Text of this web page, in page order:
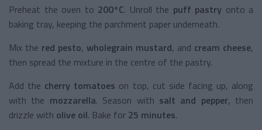
Preheat the oven to 200°C. Unroll the puff pastry onto a
baking tray, keeping the parchment paper underneath.
Mix the red pesto, wholegrain mustard, and cream cheese,
then spread the mixture in the centre of the pastry.
Add the cherry tomatoes on top, cut side facing up, along
with the mozzarella. Season with salt and pepper, then
drizzle with olive oil. Bake for 25 minutes.